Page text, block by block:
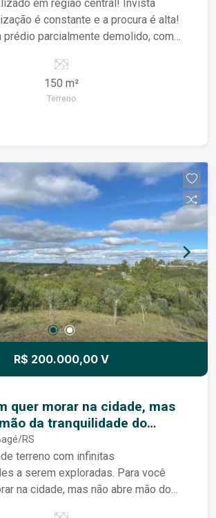
em região central! Invista
é constante e a procura é alta!
prédio parcialmente demolido, com
com grande circulação e fácil
pontos da cidade
150 m²
Terreno
R$ 200.000,00 V
quer morar na cidade, mas
da tranquilidade do
RS
terreno com infinitas
exploradas. Para você
na cidade, mas não abre mão do